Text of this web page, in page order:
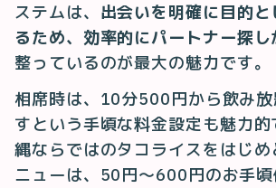
ステムは、 出会いを明確に目的
るため、効率的にパートナー探し
整っているのが最大の魅力です。
相席時は、10分500円から飲み放
すという手頃な料金設定も魅力
縄ならではのタコライスをはじめ
ニューは、50円〜600円のお手